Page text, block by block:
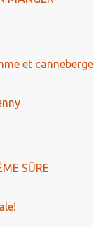
et canneberge
SÛRE